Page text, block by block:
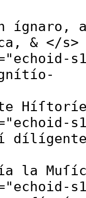
ígnaro,
& </s>
echoid-
echoid-
la
echoid-